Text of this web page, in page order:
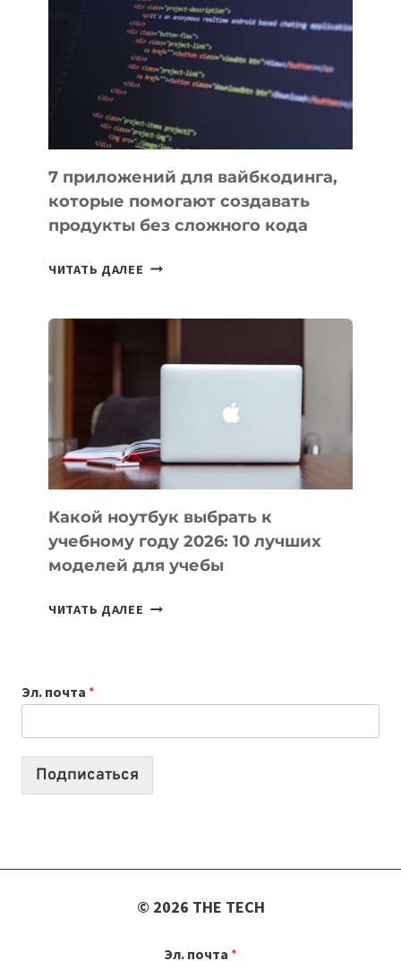
ИНСТРУМЕНТОВ
ДЛЯ
РАБОТЫ
7 приложений для вайбкодинга,
которые помогают создавать
продукты без сложного кода
ЧИТАТЬ ДАЛЕЕ 7
ПОМОГАЮТ
СОЗДАВАТЬ
БЕЗ
СЛОЖНОГО
КОДА
Какой ноутбук выбрать к
учебному году 2026: 10 лучших
моделей для учебы
ЧИТАТЬ ДАЛЕЕ КАКОЙ
2026:
10
Эл. почта *
Подписаться
© 2026 THE TECH
Эл. почта *